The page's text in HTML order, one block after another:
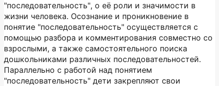
"последовательность", о её роли и значимости в
жизни человека. Осознание и проникновение в
понятие "последовательность" осуществляется с
помощью разбора и комментирования совместно со
взрослыми, а также самостоятельного поиска
дошкольниками различных последовательностей.
Параллельно с работой над понятием
"последовательность" дети закрепляют свои